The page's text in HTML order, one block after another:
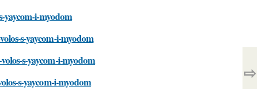
yaycom-i-myodom
s-yaycom-i-myodom
s-yaycom-i-myodom
s-yaycom-i-myodom
⇨